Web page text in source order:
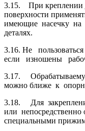
3.15. При креплении
поверхности
имеющие насечку
деталях.
3.16. Не
если изношены
3.17.
можно ближе к
3.18. Для
или непосредственно
специальными